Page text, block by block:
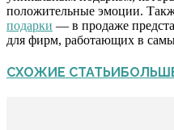
положительные эмоции.
подарки — в продаже
для фирм, работающих в
СХОЖИЕ СТАТЬИ